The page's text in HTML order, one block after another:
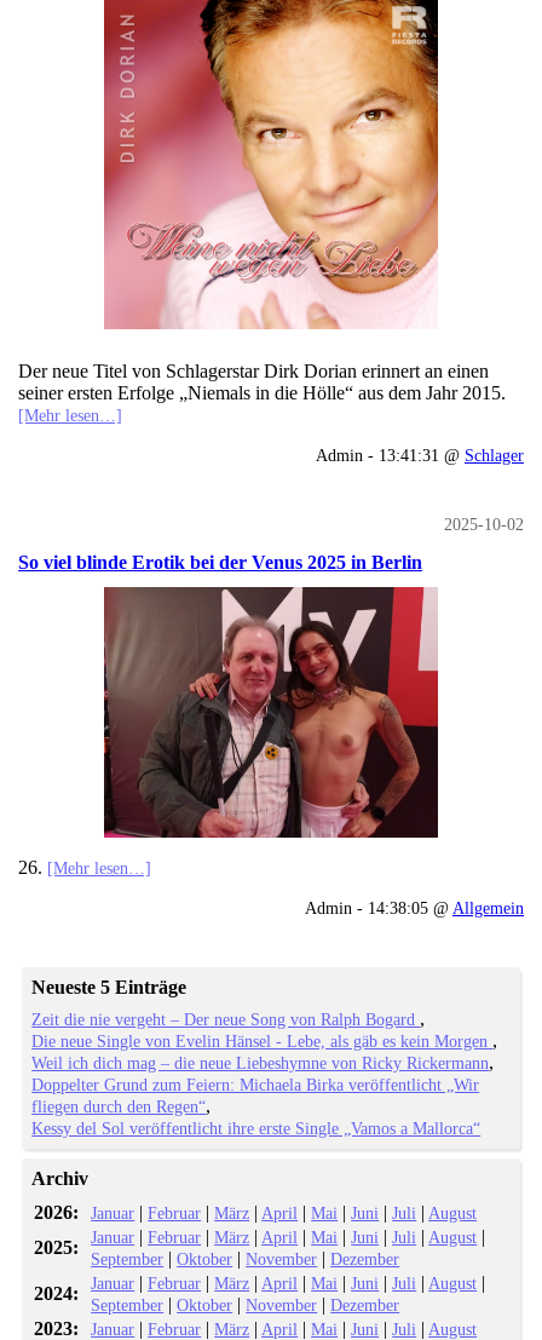
Der neue Titel von Schlagerstar Dirk Dorian erinnert an einen
seiner ersten Erfolge „Niemals in die Hölle“ aus dem Jahr 2015.
[Mehr lesen…]
Admin - 13:41:31 @ Schlager
2025-10-02
So viel blinde Erotik bei der Venus 2025 in Berlin
26. [Mehr lesen…]
Admin - 14:38:05 @Allgemein
Neueste 5 Einträge
Zeit die nie vergeht – Der neue Song von Ralph Bogard
Die neue Single von Evelin Hänsel - Lebe, als gäb es kein Morgen
Weil ich dich mag – die neue Liebeshymne von Ricky Rickermann
Doppelter Grund zum Feiern: Michaela Birka veröffentlicht „Wir
fliegen durch den Regen“
Kessy del Sol veröffentlicht ihre erste Single „Vamos a Mallorca“
Archiv
2026:
Januar |Februar |März | April |Mai |Juni |Juli | August
2025: Januar |Februar |März | April |Mai |Juni |Juli | August |
September |Oktober |November |Dezember
2024: Januar |Februar |März | April |Mai |Juni |Juli | August |
September |Oktober |November |Dezember
2023: Januar |Februar |März | April |Mai |Juni |Juli | August